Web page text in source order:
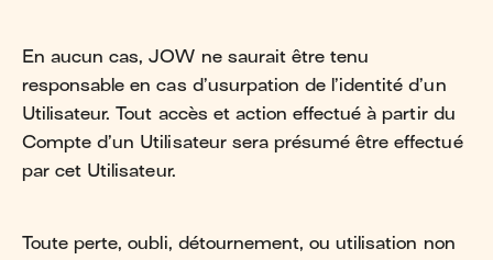
En aucun cas, JOW ne saurait être tenu
responsable en cas d’usurpation de l’identité d’un
Utilisateur. Tout accès et action effectué à partir du
Compte d’un Utilisateur sera présumé être effectué
par cet Utilisateur.
Toute perte, oubli, détournement, ou utilisation non